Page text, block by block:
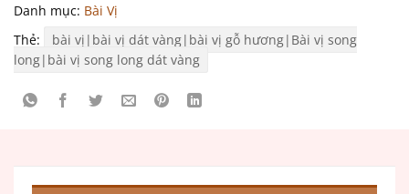
Danh mục: Bài Vị
Thẻ:
bài vị|bài vị dát vàng|bài vị gỗ hương|Bài vị song
long|bài vị song long dát vàng